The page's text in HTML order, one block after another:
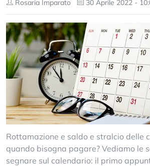
Rosaria Imparato 30 Aprile 2022 -
Rottamazione e saldo e stralcio delle
quando bisogna pagare? Vediamo le
segnare sul calendario: il primo